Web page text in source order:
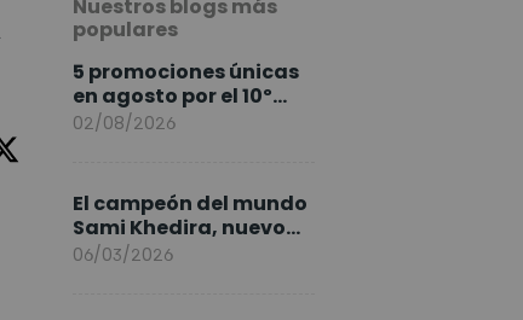
Nuestros blogs más
populares
5 promociones únicas
en agosto por el 10º
Aniversario de
02/08/2026
El campeón del mundo
Sami Khedira, nuevo
embajador de
06/03/2026